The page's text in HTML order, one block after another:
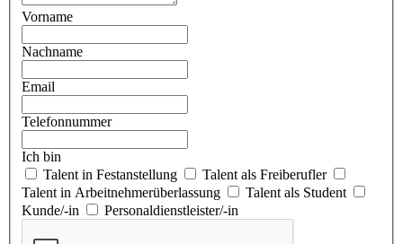
Vorname
Nachname
Email
Telefonnummer
Ich bin
Talent in Festanstellung
Talent als Freiberufler
Talent in Arbeitnehmerüberlassung
Talent als Student
Kunde/-in
Personaldienstleister/-in